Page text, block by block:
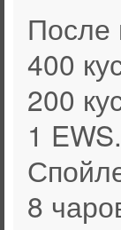
После
400
200
1 EWS.
8